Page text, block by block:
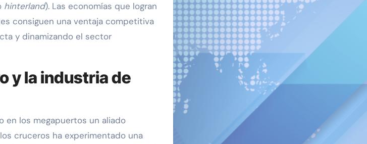
hinterland). Las economías que logran
consiguen una ventaja competitiva
y dinamizando el sector
y la industria de
en los megapuertos un aliado
cruceros ha experimentado una